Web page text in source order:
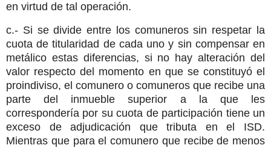
en virtud de tal operación.
c.- Si se divide entre los comuneros sin respetar la
cuota de titularidad de cada uno y sin compensar en
metálico estas diferencias, si no hay alteración del
valor respecto del momento en que se constituyó el
proindiviso, el comunero o comuneros que recibe una
parte del inmueble superior a la que les
correspondería por su cuota de participación tiene un
exceso de adjudicación que tributa en el ISD.
Mientras que para el comunero que recibe de menos